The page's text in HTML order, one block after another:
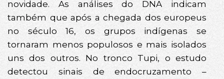
novidade. As análises do DNA indicam
também que após a chegada dos europeus
no século 16, os grupos indígenas se
tornaram menos populosos e mais isolados
uns dos outros. No tronco Tupi, o estudo
detectou sinais de endocruzamento –